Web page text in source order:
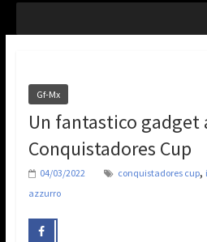
Gf-Mx
Un fantastico gadget
Conquistadores Cup
04/03/2022 conquistadores cup,
azzurro